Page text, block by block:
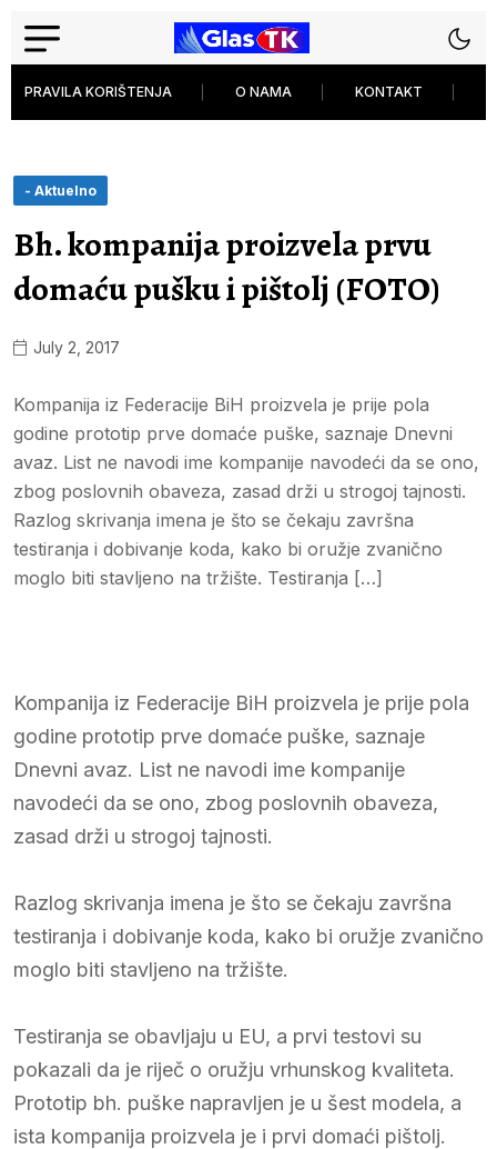
PRAVILA KORIŠTENJA O NAMA KONTAKT
- Aktuelno
Bh. kompanija proizvela prvu
domaću pušku i pištolj (FOTO)
July 2, 2017
Kompanija iz Federacije BiH proizvela je prije pola
godine prototip prve domaće puške, saznaje Dnevni
avaz. List ne navodi ime kompanije navodeći da se ono,
zbog poslovnih obaveza, zasad drži u strogoj tajnosti.
Razlog skrivanja imena je što se čekaju završna
testiranja i dobivanje koda, kako bi oružje zvanično
moglo biti stavljeno na tržište. Testiranja […]
Kompanija iz Federacije BiH proizvela je prije pola
godine prototip prve domaće puške, saznaje
Dnevni avaz. List ne navodi ime kompanije
navodeći da se ono, zbog poslovnih obaveza,
zasad drži u strogoj tajnosti.
Razlog skrivanja imena je što se čekaju završna
testiranja i dobivanje koda, kako bi oružje zvanično
moglo biti stavljeno na tržište.
Testiranja se obavljaju u EU, a prvi testovi su
pokazali da je riječ o oružju vrhunskog kvaliteta.
Prototip bh. puške napravljen je u šest modela, a
ista kompanija proizvela je i prvi domaći pištolj.